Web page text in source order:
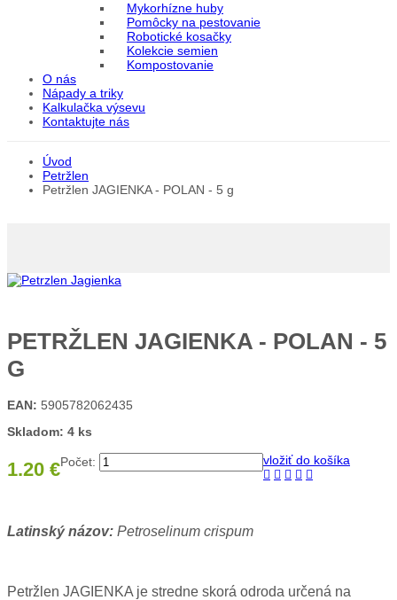
Mykorhízne huby
Pomôcky na pestovanie
Robotické kosačky
Kolekcie semien
Kompostovanie
O nás
Nápady a triky
Kalkulačka výsevu
Kontaktujte nás
Úvod
Petržlen
Petržlen JAGIENKA - POLAN - 5 g
PETRŽLEN JAGIENKA - POLAN - 5
G
EAN: 5905782062435
Skladom: 4 ks
1.20 €Počet: vložiť do košíka
Latinský názov: Petroselinum crispum
Petržlen JAGIENKA je stredne skorá odroda určená na